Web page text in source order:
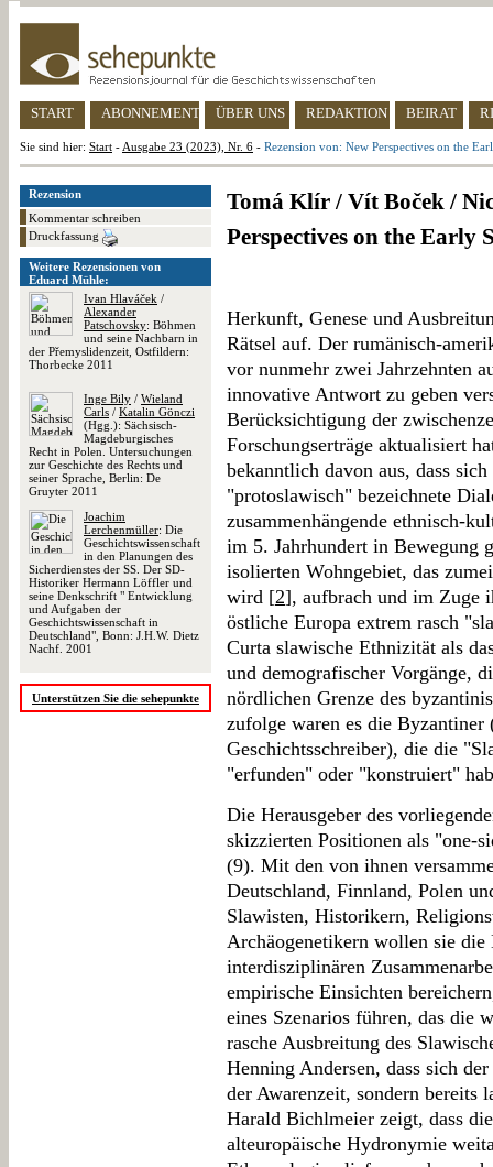
START ABONNEMENT ÜBER UNS REDAKTION BEIRAT
Sie sind hier: Start - Ausgabe 23 (2023), Nr. 6 - Rezension von: New Perspectives on the
Rezension
Kommentar schreiben
Druckfassung
Weitere Rezensionen von
Eduard Mühle:
Ivan Hlaváček /
Alexander
Patschovsky: Böhmen
und seine Nachbarn in
der Přemyslidenzeit, Ostfildern:
Thorbecke 2011
Inge Bily / Wieland
Carls / Katalin Gönczi
(Hgg.): Sächsisch-
Magdeburgisches
Recht in Polen. Untersuchungen
zur Geschichte des Rechts und
seiner Sprache, Berlin: De
Gruyter 2011
Joachim
Lerchenmüller: Die
Geschichtswissenschaft
in den Planungen des
Sicherdienstes der SS. Der SD-
Historiker Hermann Löffler und
seine Denkschrift " Entwicklung
und Aufgaben der
Geschichtswissenschaft in
Deutschland", Bonn: J.H.W. Dietz
Nachf. 2001
Unterstützen Sie die sehepunkte
Tomá Klír / Vít Boček /
Perspectives on the Early
Herkunft, Genese und
Rätsel auf. Der rumänisch-
vor nunmehr zwei Jahrzehnten
innovative Antwort zu geben
Berücksichtigung der
Forschungserträge aktualisiert
bekanntlich davon aus, dass
"protoslawisch" bezeichnete
zusammenhängende ethnisch-
im 5. Jahrhundert in Bewegung
isolierten Wohngebiet, das
wird [2], aufbrach und im Zuge
östliche Europa extrem rasch
Curta slawische Ethnizität als
und demografischer Vorgänge,
nördlichen Grenze des
zufolge waren es die Byzantiner
Geschichtsschreiber), die die
"erfunden" oder "konstruiert"
Die Herausgeber des
skizzierten Positionen als "one-
(9). Mit den von ihnen
Deutschland, Finnland, Polen
Slawisten, Historikern,
Archäogenetikern wollen sie die
interdisziplinären
empirische Einsichten
eines Szenarios führen, das die
rasche Ausbreitung des
Henning Andersen, dass sich
der Awarenzeit, sondern bereits
Harald Bichlmeier zeigt, dass
alteuropäische Hydronymie